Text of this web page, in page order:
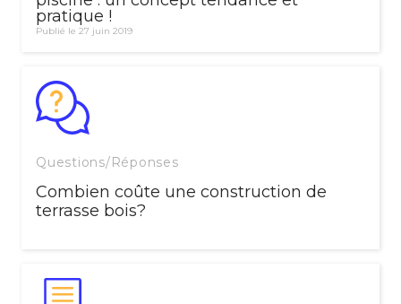
pratique !
Publié le 27 juin 2019
Questions/Réponses
Combien coûte une construction de
terrasse bois?